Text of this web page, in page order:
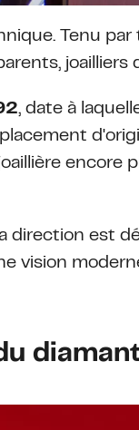
Tenu par
joailliers
, date à
encore
direction est
vision